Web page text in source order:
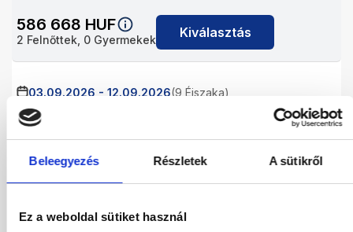
Beleegyezés Részletek A sütikről
Ez a weboldal sütiket használ
586 668 HUF
2 Felnőttek, 0 Gyermekek Kiválasztás
03.09.2026 - 12.09.2026(9 Éjszaka)
Budapest
STANDARD DOUBLE ROOM
All Inclusive
636 574HUF
2Felnőttek,0 Gyermekek Kiválasztás